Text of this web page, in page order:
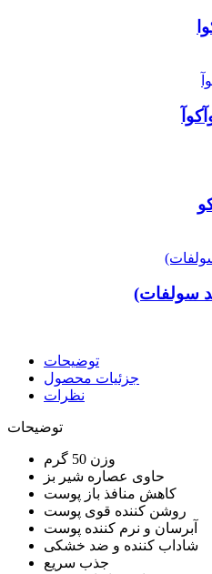
سولفات)
توضیحات
جزئیات محصول
نظرات
توضیحات
وزن 50 گرم
حاوی عصاره شیر بز
کاهش منافذ باز پوست
روشن کننده قوی پوست
آبرسان و نرم کننده پوست
شاداب کننده و ضد خشکی
جذب سریع